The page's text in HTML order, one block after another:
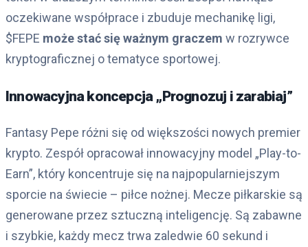
oczekiwane współprace i zbuduje mechanikę ligi,
$FEPE może stać się ważnym graczem w rozrywce
kryptograficznej o tematyce sportowej.
Innowacyjna koncepcja „Prognozuj i zarabiaj”
Fantasy Pepe różni się od większości nowych premier
krypto. Zespół opracował innowacyjny model „Play-to-
Earn”, który koncentruje się na najpopularniejszym
sporcie na świecie – piłce nożnej. Mecze piłkarskie są
generowane przez sztuczną inteligencję. Są zabawne
i szybkie, każdy mecz trwa zaledwie 60 sekund i